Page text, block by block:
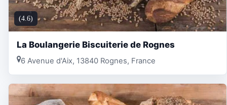
(4.6)
La Boulangerie Biscuiterie de Rognes
6 Avenue d'Aix, 13840 Rognes, France